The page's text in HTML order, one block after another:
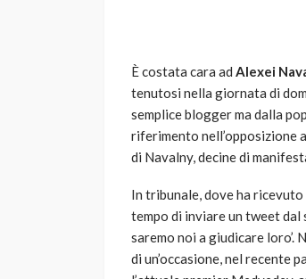
È costata cara ad Alexei
tenutosi nella giornata di
semplice blogger ma dalla
riferimento nell’opposizione
di Navalny, decine di
In tribunale, dove ha ricevuto
tempo di inviare un tweet
saremo noi a giudicare loro’.
di un’occasione, nel recente
VARIE
Robot
god 1